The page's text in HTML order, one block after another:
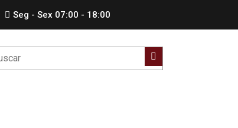
Seg - Sex 07:00 - 18:00